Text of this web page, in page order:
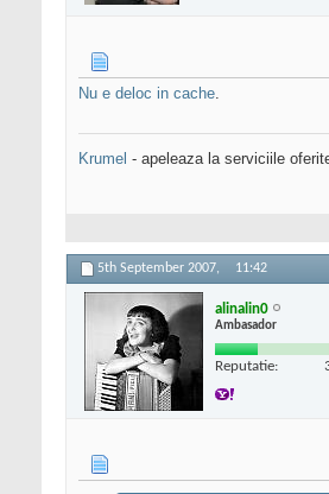
Nu e deloc in cache.
Krumel - apeleaza la serviciile
5th September 2007, 11:42
alinalin0
Ambasador
Reputatie: